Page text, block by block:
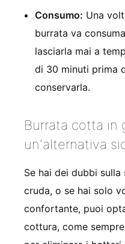
Consumo: Una
burrata va
lasciarla mai a
di 30 minuti prima
conservarla.
Burrata cotta in
un'alternativa
Se hai dei dubbi
cruda, o se hai solo
confortante, puoi
cottura, come